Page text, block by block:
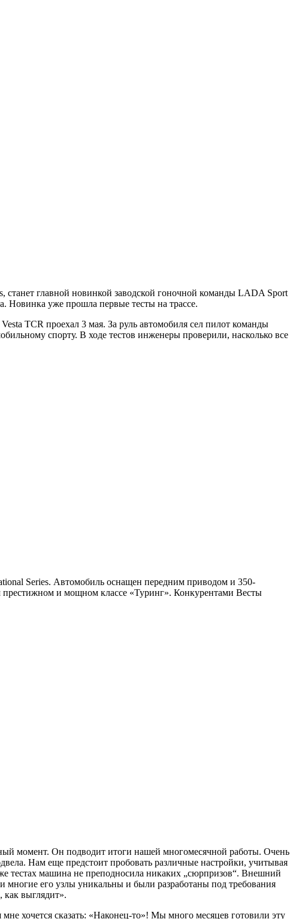
главной новинкой заводской гоночной команды LADA Sport
Новинка уже прошла первые тесты на трассе.
TCR проехал 3 мая. За руль автомобиля сел пилот команды
спорту. В ходе тестов инженеры проверили, насколько все
Series. Автомобиль оснащен передним приводом и 350-
престижном и мощном классе «Туринг». Конкурентами Весты
момент. Он подводит итоги нашей многомесячной работы. Очень
Нам еще предстоит пробовать различные настройки, учитывая
тестах машина не преподносила никаких „сюрпризов“. Внешний
многие его узлы уникальны и были разработаны под требования
выглядит».
хочется сказать: «Наконец-то»! Мы много месяцев готовили эту